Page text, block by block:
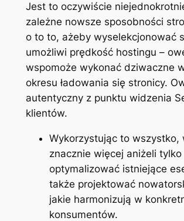
Jest to oczywiście
zależne nowsze sposobności
o to to, ażeby wyselekcjonować
umożliwi prędkość hostingu –
wspomoże wykonać dziwaczne
okresu ładowania się stronicy.
autentyczny z punktu widzenia
klientów.
Wykorzystując to wszystko,
znacznie więcej aniżeli tylko
optymalizować istniejące
także projektować
jakie harmonizują w
konsumentów.